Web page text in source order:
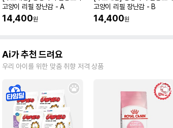
고양이 리필 장난감 - A
14,400원
고양이 리필 장난감 - B
14,400원
Ai가 추천 드려요
우리 아이를 위한 맞춤 취향 저격 상품